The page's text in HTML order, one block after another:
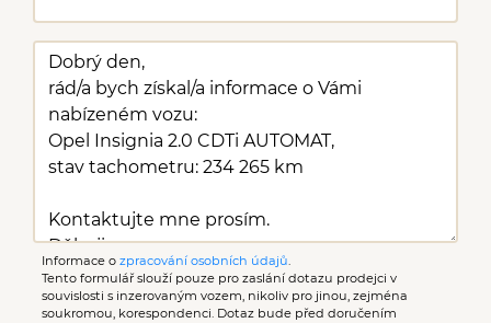
Informace o zpracování osobních údajů
Tento formulář slouží pouze pro zaslání dotazu prodejci v
souvislosti s inzerovaným vozem, nikoliv pro jinou, zejména
soukromou, korespondenci. Dotaz bude před doručením